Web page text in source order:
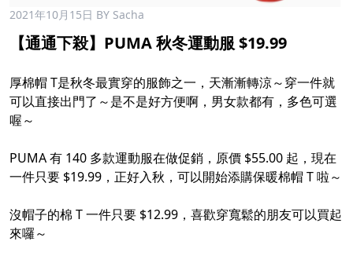
2021年10月15日 BY Sacha
【通通下殺】PUMA 秋冬運動服 $19.99
厚棉帽 T是秋冬最實穿的服飾之一，天漸漸轉涼～穿一件就
可以直接出門了～是不是好方便啊，男女款都有，多色可選
喔～
PUMA 有 140 多款運動服在做促銷，原價 $55.00 起，現在
一件只要 $19.99，正好入秋，可以開始添購保暖棉帽 T 啦～
沒帽子的棉 T 一件只要 $12.99，喜歡穿寬鬆的朋友可以買起
來囉～